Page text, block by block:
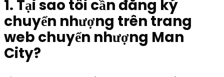
1. Tại sao tôi cần đăng ký
chuyển nhượng trên trang
web chuyển nhượng Man
City?